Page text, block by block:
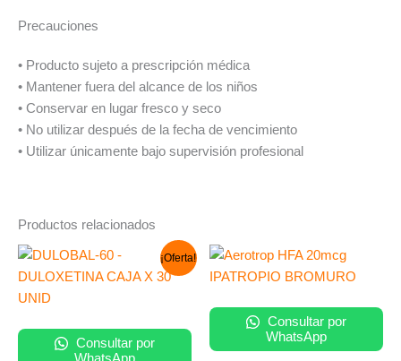
Precauciones
• Producto sujeto a prescripción médica
• Mantener fuera del alcance de los niños
• Conservar en lugar fresco y seco
• No utilizar después de la fecha de vencimiento
• Utilizar únicamente bajo supervisión profesional
Productos relacionados
¡Oferta!
Consultar por
WhatsApp
El
original actual
Consultar por
WhatsApp